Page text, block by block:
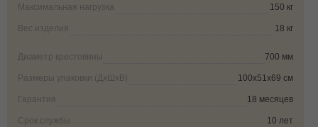
Максимальная нагрузка 150 кг
Вес изделия 18 кг
Диаметр крестовины 700 мм
Размеры упаковки (ДxШxВ) 100х51х69 см
Гарантия 18 месяцев
Срок службы 10 лет